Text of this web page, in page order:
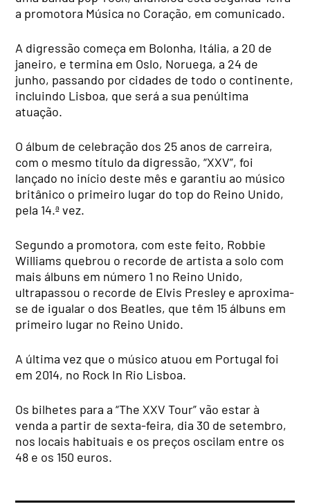
a promotora Música no Coração, em comunicado.
A digressão começa em Bolonha, Itália, a 20 de
janeiro, e termina em Oslo, Noruega, a 24 de
junho, passando por cidades de todo o continente,
incluindo Lisboa, que será a sua penúltima
atuação.
O álbum de celebração dos 25 anos de carreira,
com o mesmo título da digressão, “XXV”, foi
lançado no início deste mês e garantiu ao músico
britânico o primeiro lugar do top do Reino Unido,
pela 14.ª vez.
Segundo a promotora, com este feito, Robbie
Williams quebrou o recorde de artista a solo com
mais álbuns em número 1 no Reino Unido,
ultrapassou o recorde de Elvis Presley e aproxima-
se de igualar o dos Beatles, que têm 15 álbuns em
primeiro lugar no Reino Unido.
A última vez que o músico atuou em Portugal foi
em 2014, no Rock In Rio Lisboa.
Os bilhetes para a “The XXV Tour” vão estar à
venda a partir de sexta-feira, dia 30 de setembro,
nos locais habituais e os preços oscilam entre os
48 e os 150 euros.